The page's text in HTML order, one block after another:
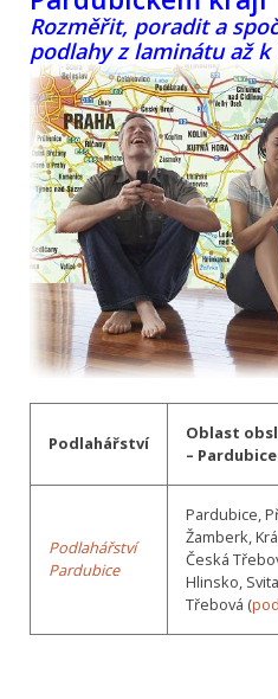
Rozměřit, poradit a
podlahy z laminátu až
Podlahářství
Oblast
–
Podlahářství
Pardubice
Pardubice,
Žamberk,
Česká
Hlinsko,
Třebová (